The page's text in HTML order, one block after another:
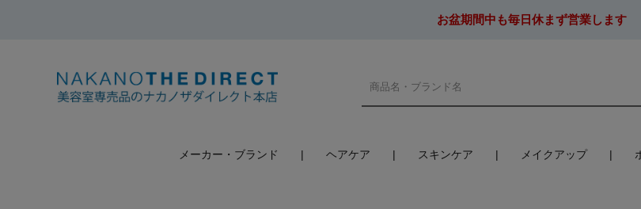
お盆期間中も毎日休まず営業します
メーカー・ブランド ヘアケア スキンケア メイクアップ